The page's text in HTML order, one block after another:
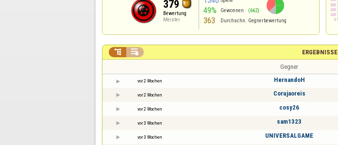
379
Bewertung
Meister
49% Gewonnen (662)
363 Durchschn. Gegnerbewertung
ERGEBNISSE
 
Gegner
vor 2 Wochen HernandoH
vor 2 Wochen Corujaoreis
vor 2 Wochen cosy26
vor 3 Wochen sam1323
vor 3 Wochen UNIVERSALGAME